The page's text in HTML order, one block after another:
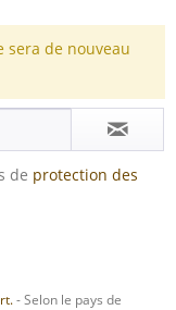
sera de nouveau
de protection des
- Selon le pays de